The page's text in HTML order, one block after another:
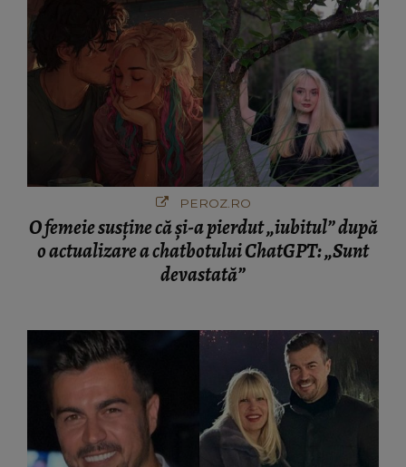
PEROZ.RO
O femeie susține că și-a pierdut „iubitul” după
o actualizare a chatbotului ChatGPT: „Sunt
devastată”